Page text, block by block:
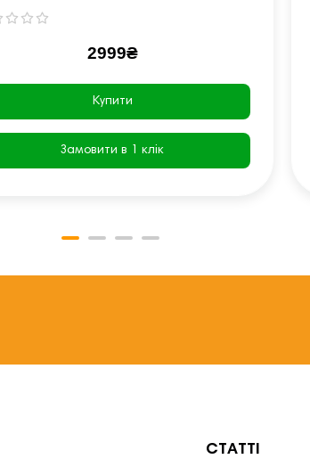
2999₴
Купити
Замовити в 1 клік
СТАТТІ